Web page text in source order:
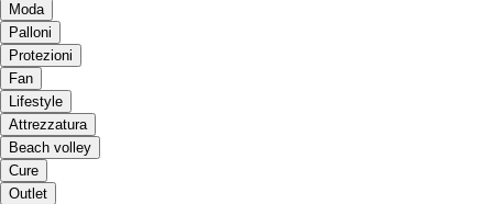
Moda
Palloni
Protezioni
Fan
Lifestyle
Attrezzatura
Beach volley
Cure
Outlet